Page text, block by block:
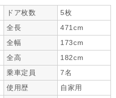
ドア枚数
5枚
全長
471cm
全幅
173cm
全高
182cm
乗車定員
7名
使用歴 自家用